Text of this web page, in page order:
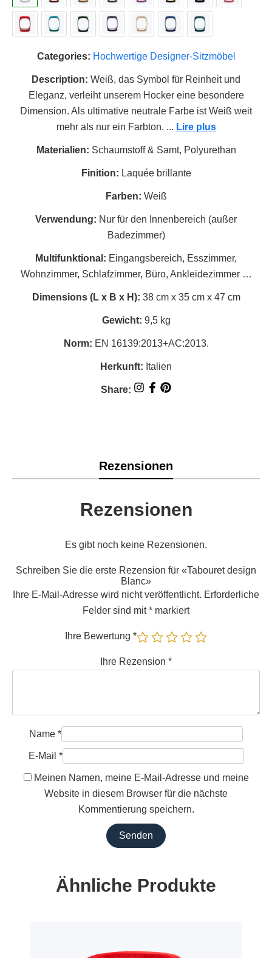
Categories: Hochwertige Designer-Sitzmöbel
Description: Weiß, das Symbol für Reinheit und
Eleganz, verleiht unserem Hocker eine besondere
Dimension. Als ultimative neutrale Farbe ist Weiß weit
mehr als nur ein Farbton. ... Lire plus
Materialien: Schaumstoff & Samt, Polyurethan
Finition: Laquée brillante
Farben: Weiß
Verwendung: Nur für den Innenbereich (außer
Badezimmer)
Multifunktional: Eingangsbereich, Esszimmer,
Wohnzimmer, Schlafzimmer, Büro, Ankleidezimmer …
Dimensions (L x B x H): 38 cm x 35 cm x 47 cm
Gewicht: 9,5 kg
Norm: EN 16139:2013+AC:2013.
Herkunft: Italien
Share:
Rezensionen
Rezensionen
Es gibt noch keine Rezensionen.
Schreiben Sie die erste Rezension für «Tabouret design
Blanc»
Ihre E-Mail-Adresse wird nicht veröffentlicht. Erforderliche
Felder sind mit* markiert
Ihre Bewertung *
Ihre Rezension *
Name *
E-Mail *
Meinen Namen, meine E-Mail-Adresse und meine
Website in diesem Browser für die nächste
Kommentierung speichern.
Ähnliche Produkte